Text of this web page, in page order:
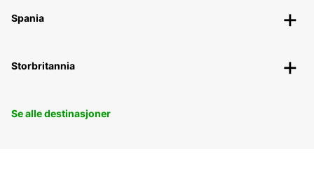
Spania
Storbritannia
Se alle destinasjoner